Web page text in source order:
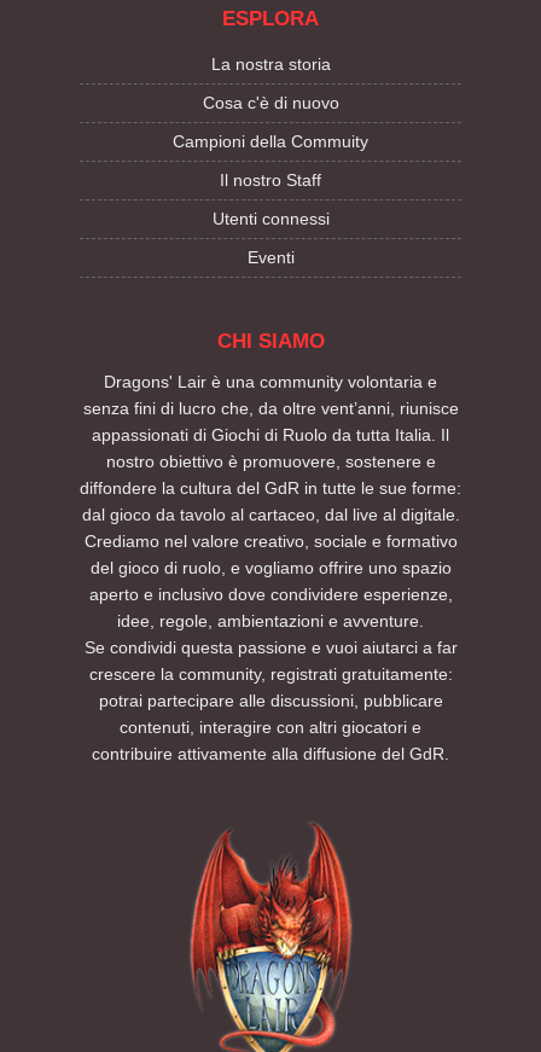
ESPLORA
La nostra storia
Cosa c'è di nuovo
Campioni della Commuity
Il nostro Staff
Utenti connessi
Eventi
CHI SIAMO
Dragons' Lair è una community volontaria e
senza fini di lucro che, da oltre vent’anni, riunisce
appassionati di Giochi di Ruolo da tutta Italia. Il
nostro obiettivo è promuovere, sostenere e
diffondere la cultura del GdR in tutte le sue forme:
dal gioco da tavolo al cartaceo, dal live al digitale.
Crediamo nel valore creativo, sociale e formativo
del gioco di ruolo, e vogliamo offrire uno spazio
aperto e inclusivo dove condividere esperienze,
idee, regole, ambientazioni e avventure.
Se condividi questa passione e vuoi aiutarci a far
crescere la community, registrati gratuitamente:
potrai partecipare alle discussioni, pubblicare
contenuti, interagire con altri giocatori e
contribuire attivamente alla diffusione del GdR.